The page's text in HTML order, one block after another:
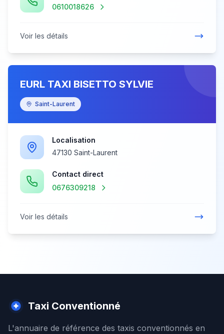
0610018626
Voir les détails
EURL TAXI BISETTO SYLVIE
Saint-Laurent
Localisation
47130 Saint-Laurent
Contact direct
0676309218
Voir les détails
Taxi Conventionné
L'annuaire de référence des taxis conventionnés en